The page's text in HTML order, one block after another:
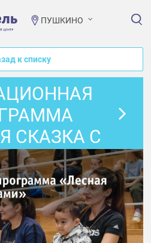
ПУШКИНО
к списку
СКАЗКА С